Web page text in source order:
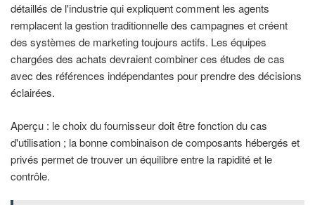
détaillés de l'industrie qui expliquent comment les agents
remplacent la gestion traditionnelle des campagnes et créent
des systèmes de marketing toujours actifs. Les équipes
chargées des achats devraient combiner ces études de cas
avec des références indépendantes pour prendre des décisions
éclairées.
Aperçu : le choix du fournisseur doit être fonction du cas
d'utilisation ; la bonne combinaison de composants hébergés et
privés permet de trouver un équilibre entre la rapidité et le
contrôle.